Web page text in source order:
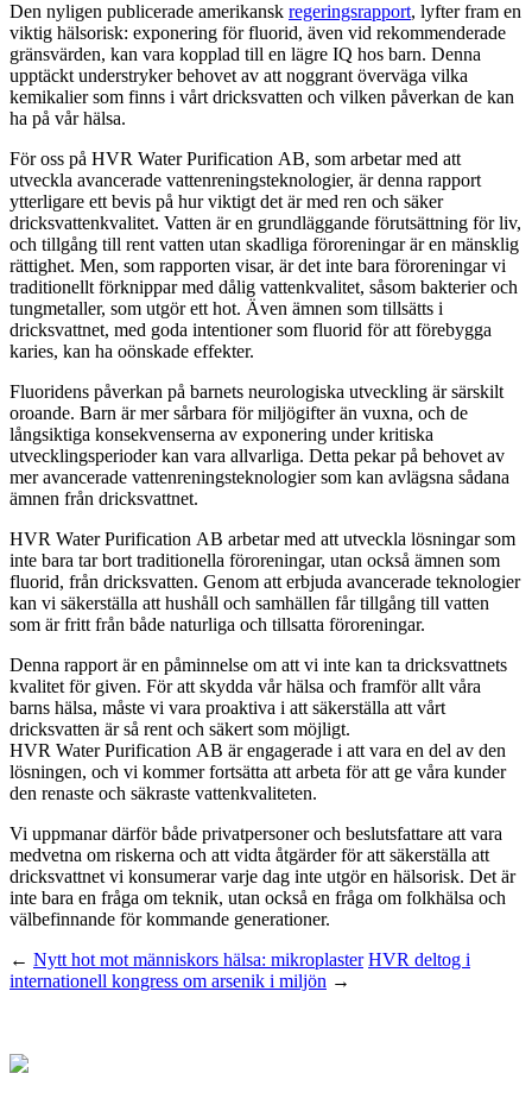
Den nyligen publicerade amerikansk regeringsrapport, lyfter fram en
viktig hälsorisk: exponering för fluorid, även vid rekommenderade
gränsvärden, kan vara kopplad till en lägre IQ hos barn. Denna
upptäckt understryker behovet av att noggrant överväga vilka
kemikalier som finns i vårt dricksvatten och vilken påverkan de kan
ha på vår hälsa.
För oss på HVR Water Purification AB, som arbetar med att
utveckla avancerade vattenreningsteknologier, är denna rapport
ytterligare ett bevis på hur viktigt det är med ren och säker
dricksvattenkvalitet. Vatten är en grundläggande förutsättning för liv,
och tillgång till rent vatten utan skadliga föroreningar är en mänsklig
rättighet. Men, som rapporten visar, är det inte bara föroreningar vi
traditionellt förknippar med dålig vattenkvalitet, såsom bakterier och
tungmetaller, som utgör ett hot. Även ämnen som tillsätts i
dricksvattnet, med goda intentioner som fluorid för att förebygga
karies, kan ha oönskade effekter.
Fluoridens påverkan på barnets neurologiska utveckling är särskilt
oroande. Barn är mer sårbara för miljögifter än vuxna, och de
långsiktiga konsekvenserna av exponering under kritiska
utvecklingsperioder kan vara allvarliga. Detta pekar på behovet av
mer avancerade vattenreningsteknologier som kan avlägsna sådana
ämnen från dricksvattnet.
HVR Water Purification AB arbetar med att utveckla lösningar som
inte bara tar bort traditionella föroreningar, utan också ämnen som
fluorid, från dricksvatten. Genom att erbjuda avancerade teknologier
kan vi säkerställa att hushåll och samhällen får tillgång till vatten
som är fritt från både naturliga och tillsatta föroreningar.
Denna rapport är en påminnelse om att vi inte kan ta dricksvattnets
kvalitet för given. För att skydda vår hälsa och framför allt våra
barns hälsa, måste vi vara proaktiva i att säkerställa att vårt
dricksvatten är så rent och säkert som möjligt.
HVR Water Purification AB är engagerade i att vara en del av den
lösningen, och vi kommer fortsätta att arbeta för att ge våra kunder
den renaste och säkraste vattenkvaliteten.
Vi uppmanar därför både privatpersoner och beslutsfattare att vara
medvetna om riskerna och att vidta åtgärder för att säkerställa att
dricksvattnet vi konsumerar varje dag inte utgör en hälsorisk. Det är
inte bara en fråga om teknik, utan också en fråga om folkhälsa och
välbefinnande för kommande generationer.
← Nytt hot mot människors hälsa: mikroplaster HVR deltog i
internationell kongress om arsenik i miljön →